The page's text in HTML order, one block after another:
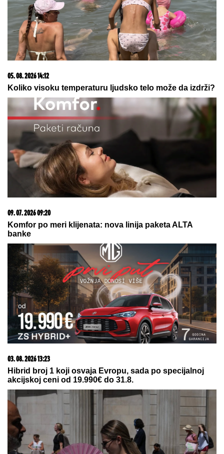
15. 07. 2026 07:44
Većina građana izgubi novac pre nego što stigne na
letovanje - ovih 7 troškova skoro niko ne planira
20. 07. 2026 08:04
REGISTRUJ SE UZ PROMO KOD CASINO Preuzmi
1500 BESPLATNIH SPINOVA
05. 08. 2026 14:12
Koliko visoku temperaturu ljudsko telo može da izdrži?